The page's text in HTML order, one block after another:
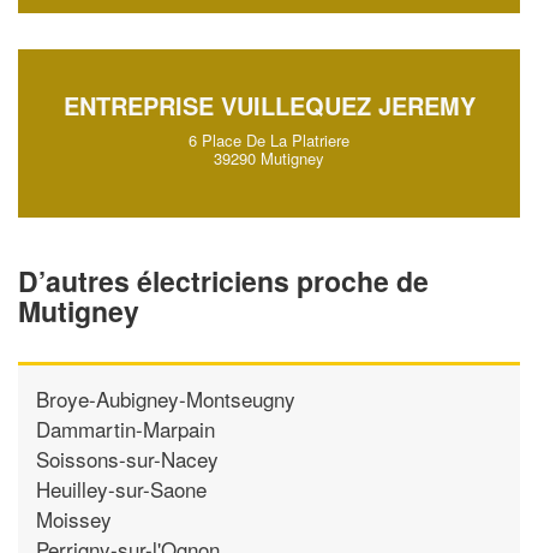
ENTREPRISE VUILLEQUEZ JEREMY
6 Place De La Platriere
39290 Mutigney
D’autres électriciens proche de
Mutigney
Broye-Aubigney-Montseugny
Dammartin-Marpain
Soissons-sur-Nacey
Heuilley-sur-Saone
Moissey